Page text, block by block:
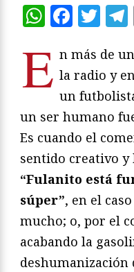
E n más de
la radio y
un
un ser humano
Es cuando el
sentido creativo y
“Fulanito está
súper”, en el
mucho; o, por el
acabando la
deshumanización